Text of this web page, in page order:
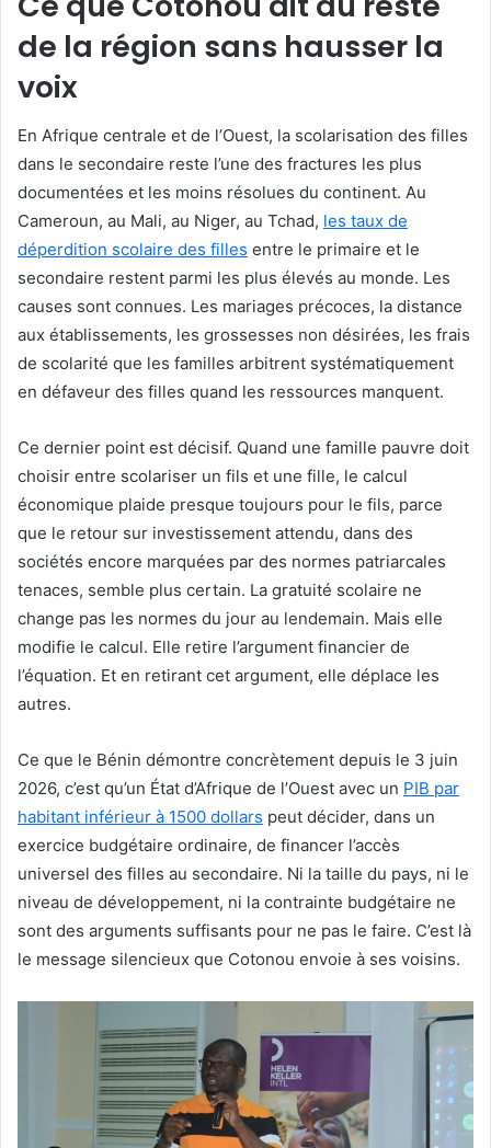
de la région sans hausser la
voix
En Afrique centrale et de l’Ouest, la scolarisation des filles
dans le secondaire reste l’une des fractures les plus
documentées et les moins résolues du continent. Au
Cameroun, au Mali, au Niger, au Tchad, les taux de
déperdition scolaire des filles entre le primaire et le
secondaire restent parmi les plus élevés au monde. Les
causes sont connues. Les mariages précoces, la distance
aux établissements, les grossesses non désirées, les frais
de scolarité que les familles arbitrent systématiquement
en défaveur des filles quand les ressources manquent.
Ce dernier point est décisif. Quand une famille pauvre doit
choisir entre scolariser un fils et une fille, le calcul
économique plaide presque toujours pour le fils, parce
que le retour sur investissement attendu, dans des
sociétés encore marquées par des normes patriarcales
tenaces, semble plus certain. La gratuité scolaire ne
change pas les normes du jour au lendemain. Mais elle
modifie le calcul. Elle retire l’argument financier de
l’équation. Et en retirant cet argument, elle déplace les
autres.
Ce que le Bénin démontre concrètement depuis le 3 juin
2026, c’est qu’un État d’Afrique de l’Ouest avec un PIB par
habitant inférieur à 1500 dollars peut décider, dans un
exercice budgétaire ordinaire, de financer l’accès
universel des filles au secondaire. Ni la taille du pays, ni le
niveau de développement, ni la contrainte budgétaire ne
sont des arguments suffisants pour ne pas le faire. C’est là
le message silencieux que Cotonou envoie à ses voisins.